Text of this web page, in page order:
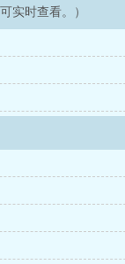
实时查看。）